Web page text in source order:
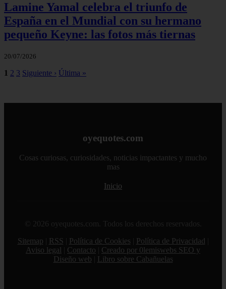
Lamine Yamal celebra el triunfo de
España en el Mundial con su hermano
pequeño Keyne: las fotos más tiernas
20/07/2026
1 2 3 Siguiente › Última »
oyequotes.com
Cosas curiosas, curiosidades, noticias impactantes y mucho
mas
Inicio
© 2026 oyequotes.com. Todos los derechos reservados.
Sitemap
RSS Política de Cookies Política de Privacidad
Aviso legal
Contacto
Creado por 0lemiswebs SEO y
Diseño web
Libro sobre Cabañuelas